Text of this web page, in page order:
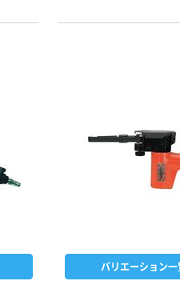
バリエーション一
ンダー GT-DG
￥1,530~
（税込）